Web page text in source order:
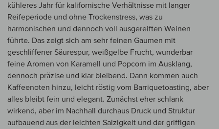
kühleres Jahr für kalifornische Verhältnisse mit langer
Reifeperiode und ohne Trockenstress, was zu
harmonischen und dennoch voll ausgereiften Weinen
führte. Das zeigt sich am sehr feinen Gaumen mit
geschliffener Säurespur, weißgelbe Frucht, wunderbar
feine Aromen von Karamell und Popcorn im Ausklang,
dennoch präzise und klar bleibend. Dann kommen auch
Kaffeenoten hinzu, leicht röstig vom Barriquetoasting, aber
alles bleibt fein und elegant. Zunächst eher schlank
wirkend, aber im Nachhall durchaus Druck und Struktur
aufbauend aus der leichten Salzigkeit und der griffigen